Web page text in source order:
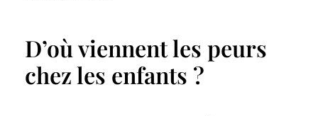
D’où viennent les peurs
chez les enfants ?